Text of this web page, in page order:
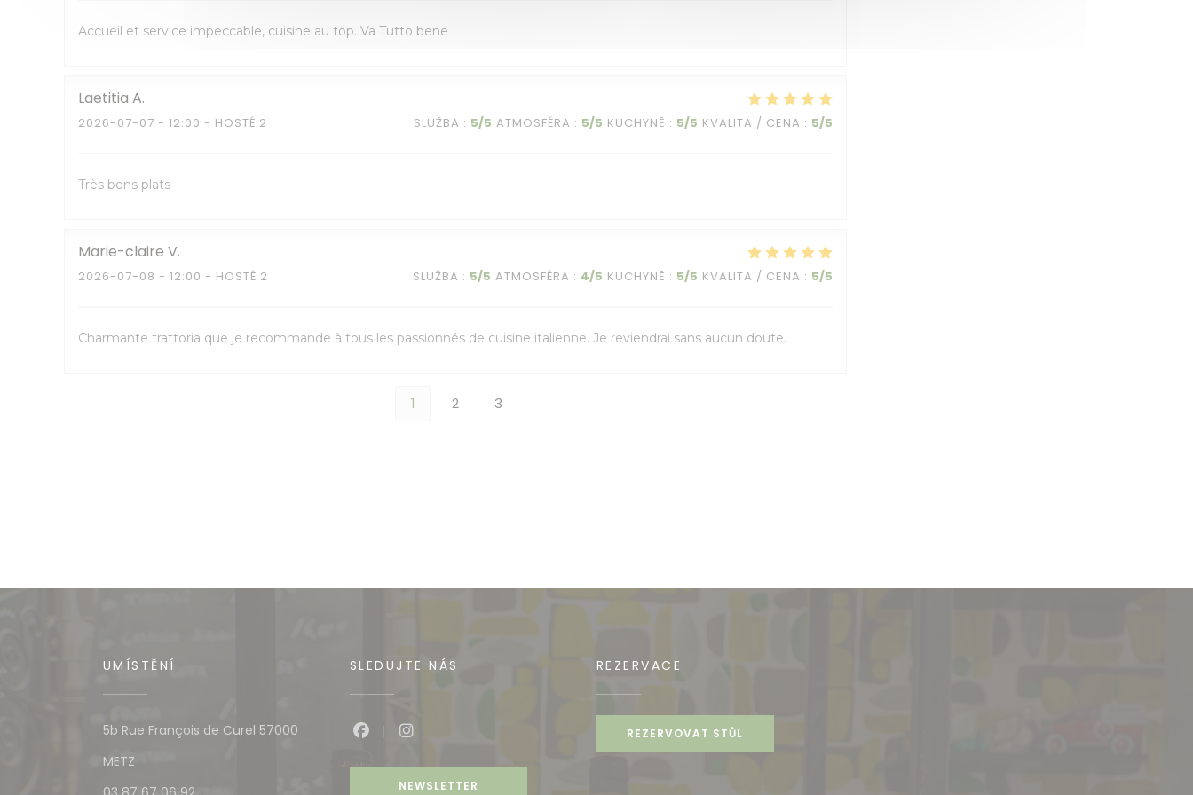
Accueil et service impeccable, cuisine au top. Va Tutto bene
Laetitia A
2026-07-07 - 12:00 - HOSTÉ 2 SLUŽBA : 5/5 ATMOSFÉRA : 5/5 KUCHYNĚ : 5/5 KVALITA / CENA : 5/5
Très bons plats
Marie-claire V
2026-07-08 - 12:00 - HOSTÉ 2 SLUŽBA : 5/5 ATMOSFÉRA : 4/5 KUCHYNĚ : 5/5 KVALITA / CENA : 5/5
Charmante trattoria que je recommande à tous les passionnés de cuisine italienne. Je reviendrai sans aucun doute.
1 2 3
UMÍSTĚNÍ
5b Rue François de Curel 57000
METZ((otevře se v novém okně))
SLEDUJTE NÁS
Facebook ((otevře se v novém okně))
NEWSLETTER
REZERVACE
REZERVOVAT STŮL